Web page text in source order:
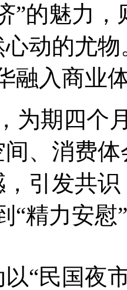
”的魅力
动的尤
融入商业
期四个月
、消费
引发共
“精力安慰
民国夜市